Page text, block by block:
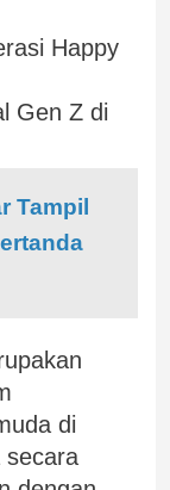
Happy
Gen Z di
Tampil
di
secara